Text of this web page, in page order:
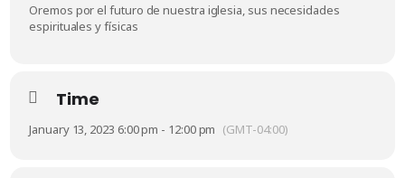
Oremos por el futuro de nuestra iglesia, sus necesidades
espirituales y físicas
Time
January 13, 2023 6:00 pm - 12:00 pm (GMT-04:00)